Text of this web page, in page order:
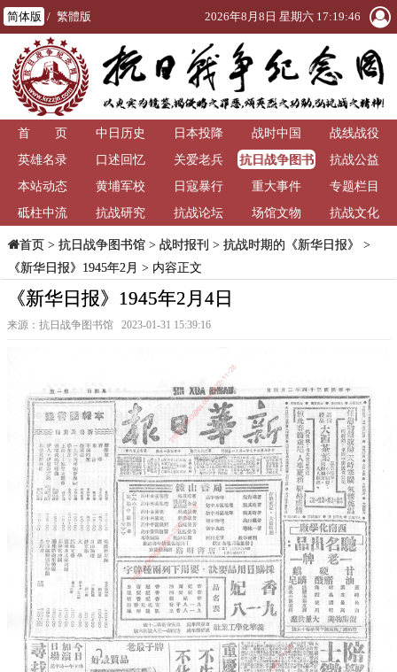
简体版 / 繁體版 2026年8月8日 星期六 17:19:46
首 页 中日历史 日本投降 战时中国
战线战役
英雄名录
口述回忆 关爱老兵
抗日战争图书
馆
抗战公益
本站动态
黄埔军校 日寇暴行 重大事件
专题栏目
砥柱中流
抗战研究 抗战论坛 场馆文物 抗战文化
首页> 抗日战争图书馆> 战时报刊 > 抗战时期的《新华日报》
>
《新华日报》1945年2月 > 内容正文
《新华日报》1945年2月4日
来源：抗日战争图书馆 2023-01-31 15:39:16